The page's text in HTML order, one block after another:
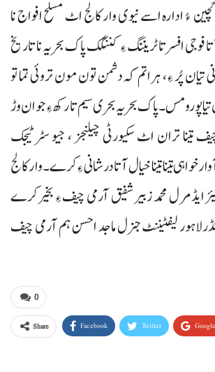
ءُ ادارہ اسے نیوی وار کالج اٹ مسلح افواج نا
افسر تا ٹریننگ ءِ کننگک پاک بحریہ نا تاریخ
تیان پُر ءِ، ہراتم کہ دشمن تون مون تروئی تما تو
تیا پورو مس۔پاک بحریہ بحری سیم تا رکھ ءِ جوان وڑ
تران اٹ سکیورٹی چیلنجز ، جیو سٹرٹیجک
تینا تینا خیال آتا درشانی ءِ کرے۔ وار کالج
ایڈمرل محمد زبیر شفیق آرمی چیف ءِ بخیر کرے
لیفٹیننٹ جنرل ماجد احسن ہم آرمی چیف
0
Share Facebook Twitter